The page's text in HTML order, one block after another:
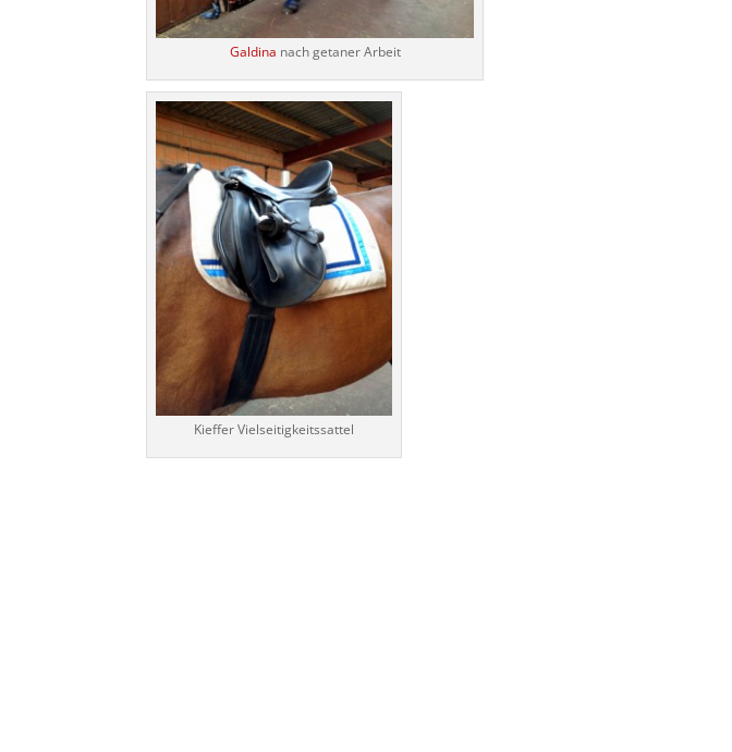
Galdina nach getaner Arbeit
Kieffer Vielseitigkeitssattel